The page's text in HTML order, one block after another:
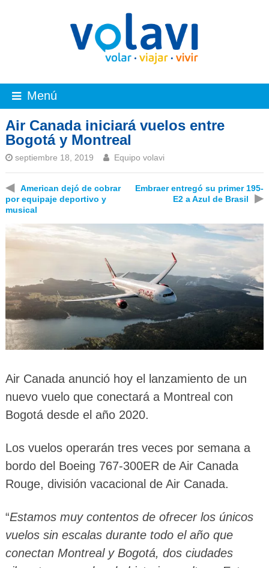
Menú
Air Canada iniciará vuelos entre
Bogotá y Montreal
septiembre 18, 2019 Equipo volavi
◀
American dejó de cobrar
por equipaje deportivo y
musical
Embraer entregó su primer 195-
E2 a Azul de Brasil
▶
Air Canada anunció hoy el lanzamiento de un
nuevo vuelo que conectará a Montreal con
Bogotá desde el año 2020.
Los vuelos operarán tres veces por semana a
bordo del Boeing 767-300ER de Air Canada
Rouge, división vacacional de Air Canada.
“Estamos muy contentos de ofrecer los únicos
vuelos sin escalas durante todo el año que
conectan Montreal y Bogotá, dos ciudades